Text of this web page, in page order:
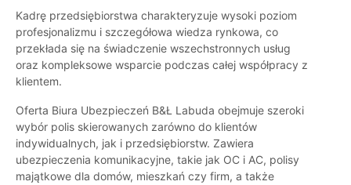
Kadrę przedsiębiorstwa charakteryzuje wysoki poziom
profesjonalizmu i szczegółowa wiedza rynkowa, co
przekłada się na świadczenie wszechstronnych usług
oraz kompleksowe wsparcie podczas całej współpracy z
klientem.
Oferta Biura Ubezpieczeń B&Ł Labuda obejmuje szeroki
wybór polis skierowanych zarówno do klientów
indywidualnych, jak i przedsiębiorstw. Zawiera
ubezpieczenia komunikacyjne, takie jak OC i AC, polisy
majątkowe dla domów, mieszkań czy firm, a także